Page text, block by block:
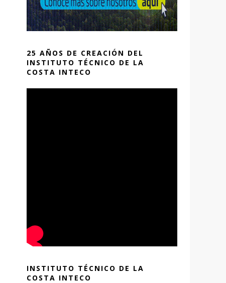
25 AÑOS DE CREACIÓN DEL
INSTITUTO TÉCNICO DE LA
COSTA INTECO
INSTITUTO TÉCNICO DE LA
COSTA INTECO